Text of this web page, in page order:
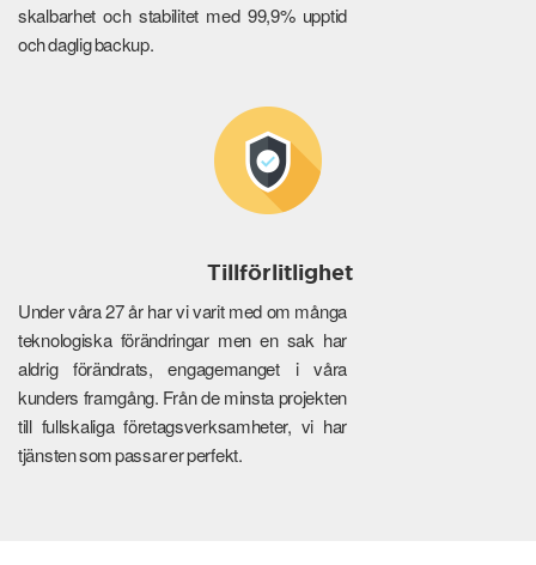
skalbarhet och stabilitet med 99,9% upptid
och daglig backup.
Tillförlitlighet
Under våra 27 år har vi varit med om många
teknologiska förändringar men en sak har
aldrig förändrats, engagemanget i våra
kunders framgång. Från de minsta projekten
till fullskaliga företagsverksamheter, vi har
tjänsten som passar er perfekt.